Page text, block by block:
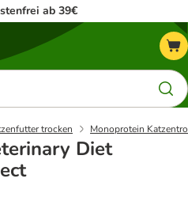
ab 39€
trocken Monoprotein
Diet